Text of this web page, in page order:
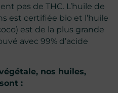
pas de THC. L’huile de
est certifiée bio et l’huile
est de la plus grande
avec 99% d’acide
nos huiles,
: